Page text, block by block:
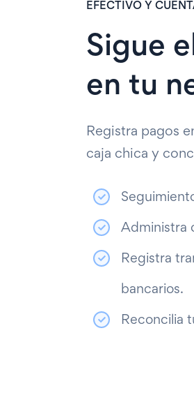
EFECTIVO Y
Sigue
en tu
Registra pagos
caja chica y
Administra
Registra
bancarios.
Reconcilia